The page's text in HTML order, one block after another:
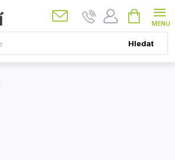
Hledat
Nákupní
košík